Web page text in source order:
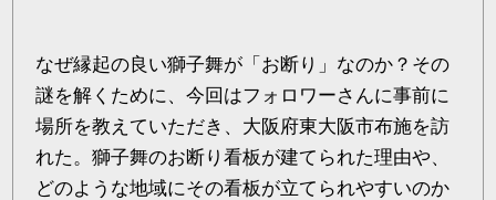
なぜ縁起の良い獅子舞が「お断り」なのか？その
謎を解くために、今回はフォロワーさんに事前に
場所を教えていただき、大阪府東大阪市布施を訪
れた。獅子舞のお断り看板が建てられた理由や、
どのような地域にその看板が立てられやすいのか